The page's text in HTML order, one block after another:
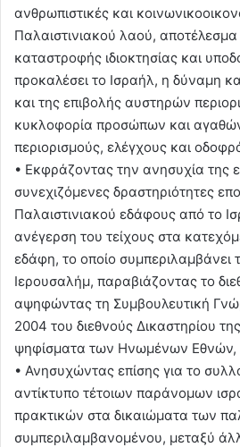
ανθρωπιστικές και
Παλαιστινιακού λαού,
καταστροφής ιδιοκτησίας και
προκαλέσει το Ισραήλ, η δύναμη
και της επιβολής αυστηρών
κυκλοφορία προσώπων και
περιορισμούς, ελέγχους και
• Εκφράζοντας την ανησυχία της
συνεχιζόμενες δραστηριότητες
Παλαιστινιακού εδάφους από το
ανέγερση του τείχους στα
εδάφη, το οποίο συμπεριλαμβάνει
Ιερουσαλήμ, παραβιάζοντας το
αψηφώντας τη Συμβουλευτική
2004 του διεθνούς Δικαστηρίου
ψηφίσματα των Ηνωμένων Εθνών,
• Ανησυχώντας επίσης για το
αντίκτυπο τέτοιων παράνομων
πρακτικών στα δικαιώματα των
συμπεριλαμβανομένου, μεταξύ